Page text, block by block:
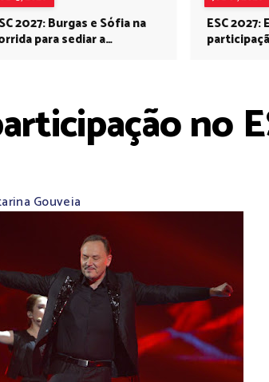
2027: Burgas e Sófia na
para sediar a
ESC
no
Gouveia